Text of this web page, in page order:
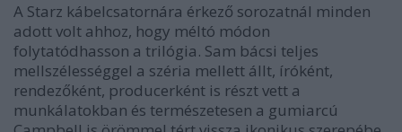
A Starz kábelcsatornára érkező sorozatnál minden
adott volt ahhoz, hogy méltó módon
folytatódhasson a trilógia. Sam bácsi teljes
mellszélességgel a széria mellett állt, íróként,
rendezőként, producerként is részt vett a
munkálatokban és természetesen a gumiarcú